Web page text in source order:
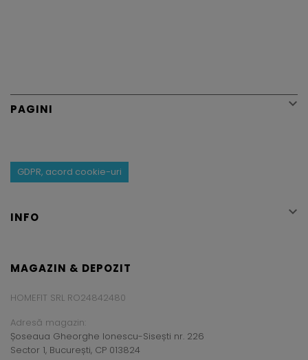
PAGINI 
GDPR, acord cookie-uri
INFO 
MAGAZIN & DEPOZIT
HOMEFIT SRL RO24842480
Adresă magazin:
Șoseaua Gheorghe Ionescu-Sisești nr. 226
Sector 1, București, CP 013824